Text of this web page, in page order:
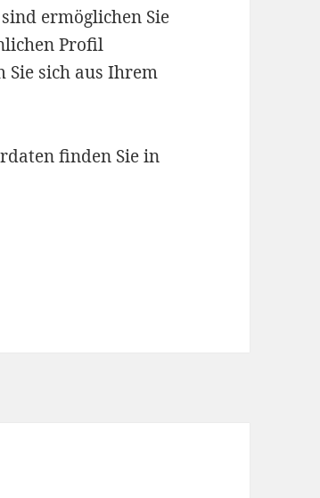
ermöglichen Sie
Profil
Sie sich aus Ihrem
finden Sie in